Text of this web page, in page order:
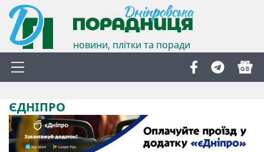
новини, плітки та поради
ЄДНІПРО